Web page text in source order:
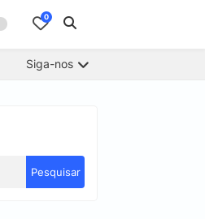
0
Siga-nos